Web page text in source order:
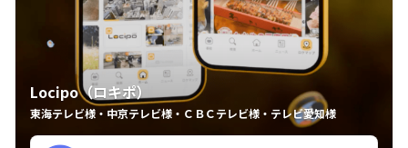
Locipo（ロキポ）
東海テレビ様・中京テレビ様・ＣＢＣテレビ様・テレビ愛知様